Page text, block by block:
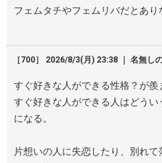
フェムタチやフェムリバだとあり
［700］ 2026/8/3(月) 23:38 ｜ 名無し
すぐ好きな人ができる性格？が羨
すぐ好きな人ができる人はどう
になる。
片想いの人に失恋したり、別れ